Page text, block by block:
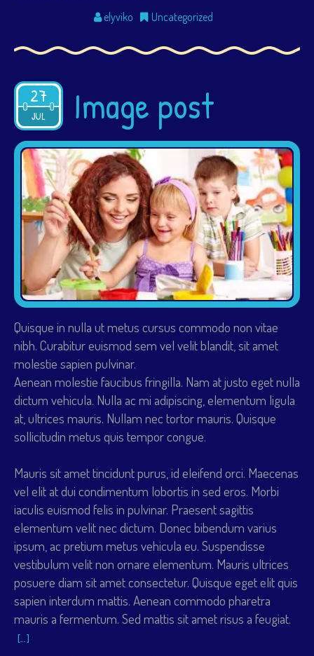
elyviko Uncategorized
27
JUL
2015 Image post
Quisque in nulla ut metus cursus commodo non vitae
nibh. Curabitur euismod sem vel velit blandit, sit amet
molestie sapien pulvinar.
Aenean molestie faucibus fringilla. Nam at justo eget nulla
dictum vehicula. Nulla ac mi adipiscing, elementum ligula
at, ultrices mauris. Nullam nec tortor mauris. Quisque
sollicitudin metus quis tempor congue.
Mauris sit amet tincidunt purus, id eleifend orci. Maecenas
vel elit at dui condimentum lobortis in sed eros. Morbi
iaculis euismod felis in pulvinar. Praesent sagittis
elementum velit nec dictum. Donec bibendum varius
ipsum, ac pretium metus vehicula eu. Suspendisse
vestibulum velit non ornare elementum. Mauris ultrices
posuere diam sit amet consectetur. Quisque eget elit quis
sapien interdum mattis. Aenean commodo pharetra
mauris a fermentum. Sed mattis sit amet risus a feugiat.
[…]